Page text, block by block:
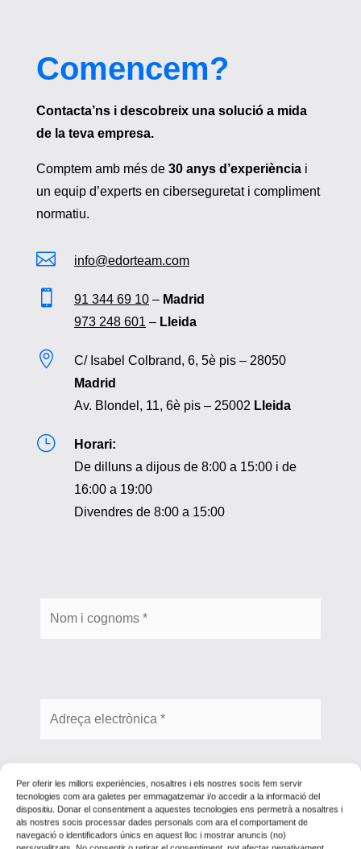
Per oferir les millors experiències, nosaltres i els nostres socis fem servir
tecnologies com ara galetes per emmagatzemar i/o accedir a la informació del
dispositiu. Donar el consentiment a aquestes tecnologies ens permetrà a nosaltres i
als nostres socis processar dades personals com ara el comportament de
navegació o identificadors únics en aquest lloc i mostrar anuncis (no)
Comencem?
Contacta’ns i descobreix una solució a mida
de la teva empresa.
Comptem amb més de 30 anys d’experiènciai
un equip d’experts en ciberseguretat i compliment
normatiu.
 info@edorteam.com
 91 344 69 10– Madrid
973 248 601 – Lleida

C/ Isabel Colbrand, 6, 5è pis – 28050
Madrid
Av. Blondel, 11, 6è pis – 25002 Lleida
}
Horari:
De dilluns a dijous de 8:00 a 15:00 i de
16:00 a 19:00
Divendres de 8:00 a 15:00